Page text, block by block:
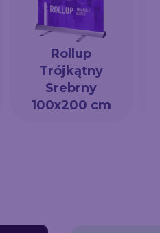
Rollup
Trójkątny
Srebrny
100x200 cm